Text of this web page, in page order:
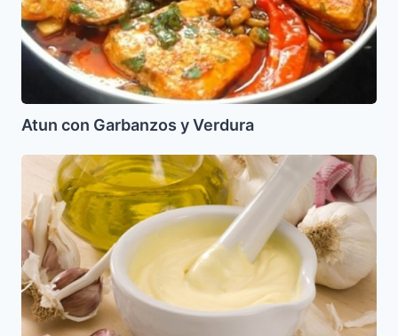
Atun con Garbanzos y Verdura
Salsa
Alioli